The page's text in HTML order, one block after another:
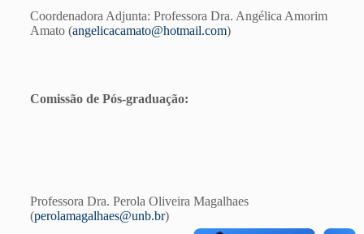
Coordenadora Adjunta: Professora Dra. Angélica Amorim
Amato (angelicacamato@hotmail.com)
Comissão de Pós-graduação:
Professora Dra. Perola Oliveira Magalhaes
(perolamagalhaes@unb.br)